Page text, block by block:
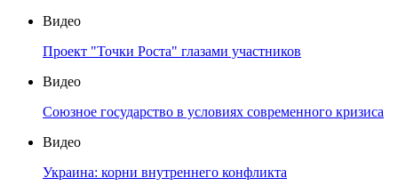
Видео
Проект "Точки Роста" глазами участников
Видео
Союзное государство в условиях современного кризиса
Видео
Украина: корни внутреннего конфликта